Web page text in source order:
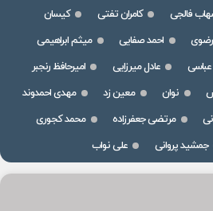
فالجی کامران تفتی
کیسان
احمد صفایی
میثم ابراهیمی
عادل میرزایی
امیرحافظ رنجبر
نوان معین زد
مهدی احمدوند
مرتضی جعفرزاده
محمد کجوری
جمشید پروانی علی نواب